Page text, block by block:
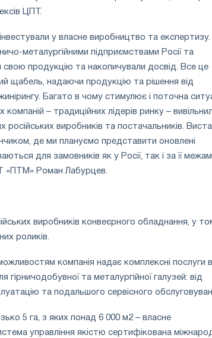
ЦПТ.
у власне виробництво та
металургійними підприємствами Росії та
свою продукцію та накопичували досвід. Все це
щабель, надаючи продукцію та рішення від
Багато в чому стимулює і поточна
– традиційних лідерів ринку –
російських виробників та постачальників.
де ми плануємо представити оновлені
для замовників як у Росії, так і за її
«ПТМ» Роман Лабурцев.
виробників конвеєрного обладнання, у
роликів.
компанія надає комплексні послуги в
гірничодобувної та металургійної галузей: від
та подальшого сервісного
5 га, з яких понад 6 000 м2 – власне
управління якістю сертифікована